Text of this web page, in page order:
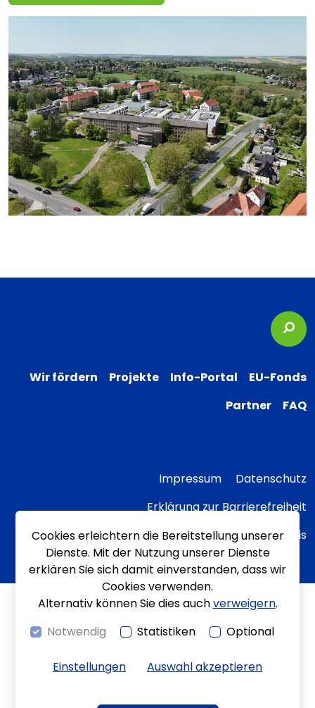
Wir fördern Projekte Info-Portal
EU-Fonds
Partner
FAQ
Impressum
Datenschutz
Erklärung zur Barrierefreiheit
Transparenzhinweis
Cookies erleichtern die Bereitstellung unserer
Dienste. Mit der Nutzung unserer Dienste
erklären Sie sich damit einverstanden, dass wir
Cookies verwenden.
Alternativ können Sie dies auchverweigern.
Notwendig
Statistiken Optional
Einstellungen Auswahl akzeptieren